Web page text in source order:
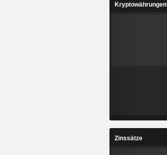
Kryptowährungen
Zinssätze